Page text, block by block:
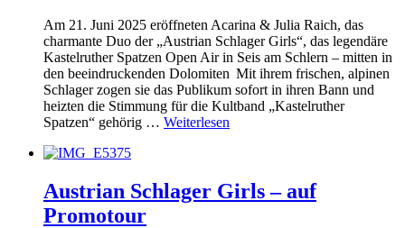
Am 21. Juni 2025 eröffneten Acarina & Julia Raich, das
charmante Duo der „Austrian Schlager Girls“, das legendäre
Kastelruther Spatzen Open Air in Seis am Schlern – mitten in
den beeindruckenden Dolomiten Mit ihrem frischen, alpinen
Schlager zogen sie das Publikum sofort in ihren Bann und
heizten die Stimmung für die Kultband „Kastelruther
Spatzen“ gehörig … Weiterlesen
Austrian Schlager Girls – auf
Promotour